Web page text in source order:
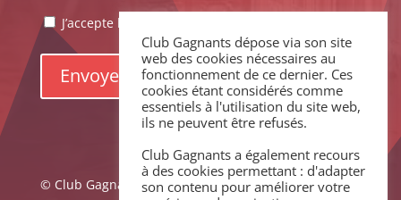
RGPDJ’accepte la politique de confidentialité.
© Club Gagnants –Mentions légales|Politique de
Club Gagnants dépose via son site
web des cookies nécessaires au
fonctionnement de ce dernier. Ces
cookies étant considérés comme
essentiels à l'utilisation du site web,
ils ne peuvent être refusés.
Club Gagnants a également recours
à des cookies permettant : d'adapter
son contenu pour améliorer votre